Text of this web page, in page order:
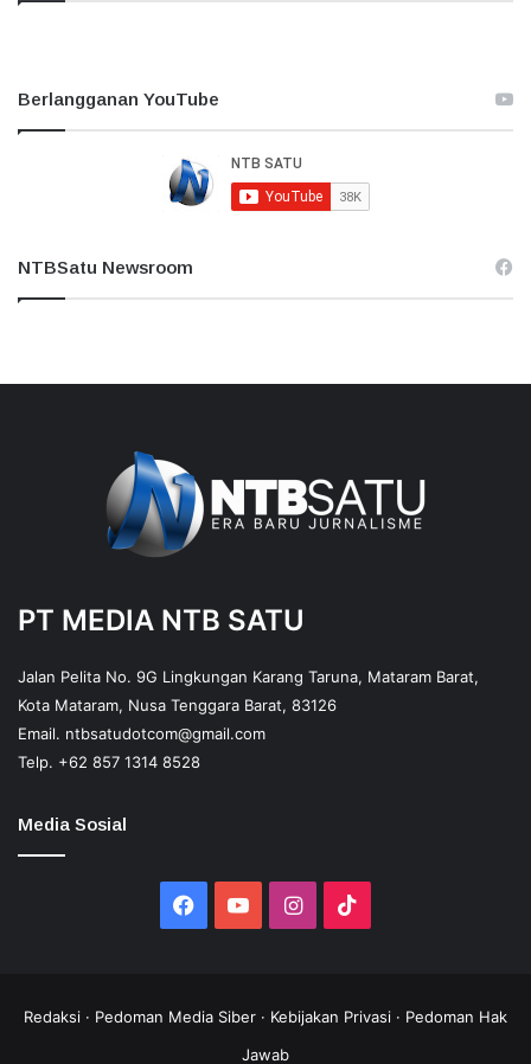
Berlangganan YouTube
NTBSatu Newsroom
PT MEDIA NTB SATU
Jalan Pelita No. 9G Lingkungan Karang Taruna, Mataram Barat,
Kota Mataram, Nusa Tenggara Barat, 83126
Email. ntbsatudotcom@gmail.com
Telp. +62 857 1314 8528
Media Sosial
Facebook
YouTubeInstagram
Redaksi · Pedoman Media Siber · Kebijakan Privasi · Pedoman Hak
Jawab